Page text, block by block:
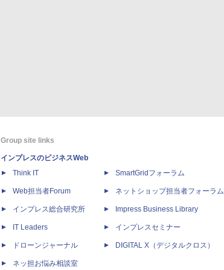
Group site links
インプレスのビジネスWeb
Think IT
Web担当者Forum
インプレス総合研究所
IT Leaders
ドローンジャーナル
ネッ担お悩み相談室
SmartGridフォーラム
ネットショップ担当者フォーラム
Impress Business Library
インプレスセミナー
DIGITAL X（デジタルクロス）